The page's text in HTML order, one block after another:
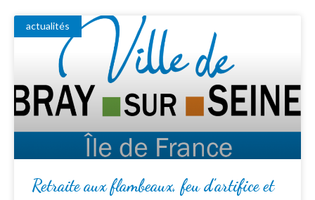
actualités
Retraite aux flambeaux, feu d’artifice et